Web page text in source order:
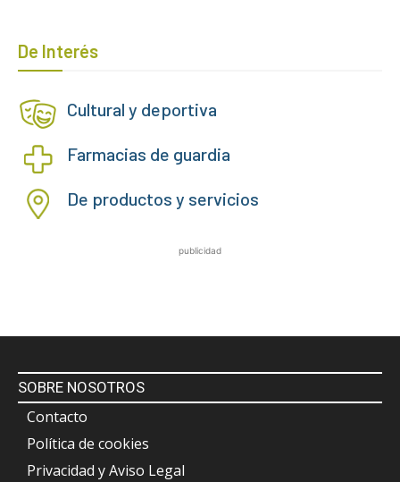
De Interés
Cultural y deportiva
Farmacias de guardia
De productos y servicios
publicidad
SOBRE NOSOTROS
Contacto
Política de cookies
Privacidad y Aviso Legal